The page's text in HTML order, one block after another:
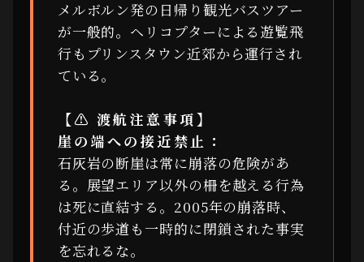
メルボルン発の日帰り観光バスツアー
が一般的。ヘリコプターによる遊覧飛
行もプリンスタウン近郊から運行され
ている。
【⚠ 渡航注意事項】
崖の端への接近禁止：
石灰岩の断崖は常に崩落の危険があ
る。展望エリア以外の柵を越える行為
は死に直結する。2005年の崩落時、
付近の歩道も一時的に閉鎖された事実
を忘れるな。